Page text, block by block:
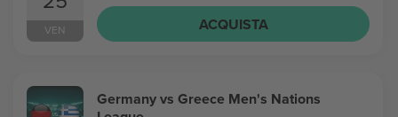
VEN
ACQUISTA
Germany vs Greece Men's Nations